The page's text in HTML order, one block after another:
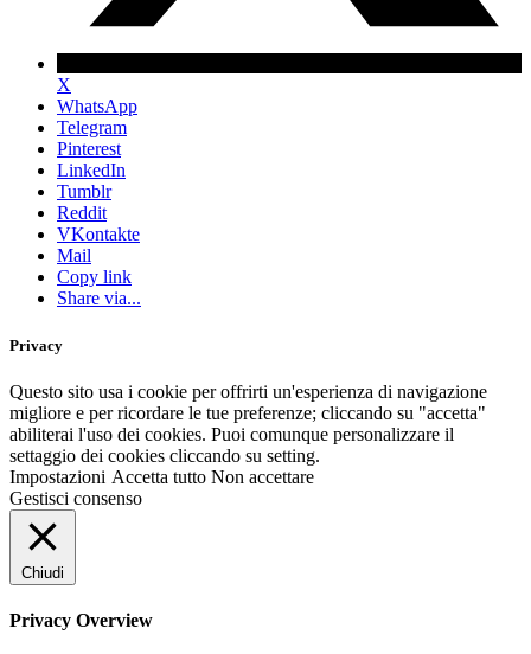
X
WhatsApp
Telegram
Pinterest
LinkedIn
Tumblr
Reddit
VKontakte
Mail
Copy link
Share via...
Privacy
Questo sito usa i cookie per offrirti un'esperienza di navigazione
migliore e per ricordare le tue preferenze; cliccando su "accetta"
abiliterai l'uso dei cookies. Puoi comunque personalizzare il
settaggio dei cookies cliccando su setting.
Impostazioni Accetta tutto Non accettare
Gestisci consenso
Chiudi
Privacy Overview